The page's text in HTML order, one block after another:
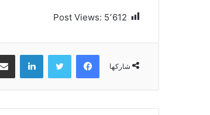
Post Views: 5٬612
شاركها
فيسبوك تويتر